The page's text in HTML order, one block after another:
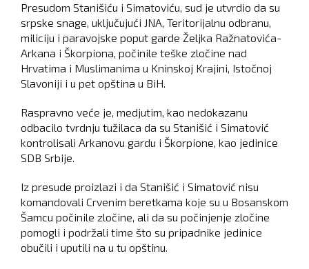
Presudom Stanišiću i Simatoviću, sud je utvrdio da su
srpske snage, uključujući JNA, Teritorijalnu odbranu,
miliciju i paravojske poput garde Željka Ražnatovića-
Arkana i Škorpiona, počinile teške zločine nad
Hrvatima i Muslimanima u Kninskoj Krajini, Istočnoj
Slavoniji i u pet opština u BiH.
Raspravno veće je, medjutim, kao nedokazanu
odbacilo tvrdnju tužilaca da su Stanišić i Simatović
kontrolisali Arkanovu gardu i Škorpione, kao jedinice
SDB Srbije.
Iz presude proizlazi i da Stanišić i Simatović nisu
komandovali Crvenim beretkama koje su u Bosanskom
Šamcu počinile zločine, ali da su počinjenje zločine
pomogli i podržali time što su pripadnike jedinice
obučili i uputili na u tu opštinu.